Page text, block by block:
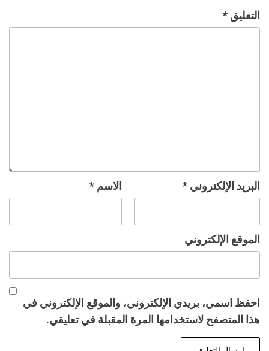
التعليق *
الاسم * البريد الإلكتروني *
الموقع الإلكتروني
احفظ اسمي، بريدي الإلكتروني، والموقع الإلكتروني في
هذا المتصفح لاستخدامها المرة المقبلة في تعليقي.